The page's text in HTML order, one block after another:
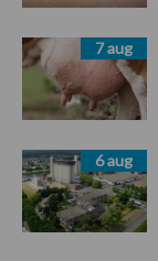
7 aug
6 aug